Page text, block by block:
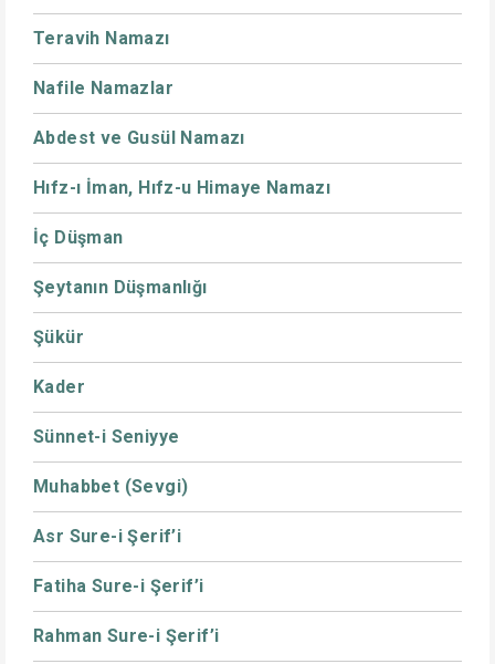
Teravih Namazı
Nafile Namazlar
Abdest ve Gusül Namazı
Hıfz-ı İman, Hıfz-u Himaye Namazı
İç Düşman
Şeytanın Düşmanlığı
Şükür
Kader
Sünnet-i Seniyye
Muhabbet (Sevgi)
Asr Sure-i Şerif’i
Fatiha Sure-i Şerif’i
Rahman Sure-i Şerif’i